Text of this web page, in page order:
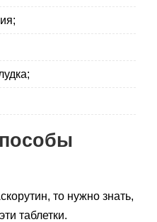
то нужно знать,
таблетки.